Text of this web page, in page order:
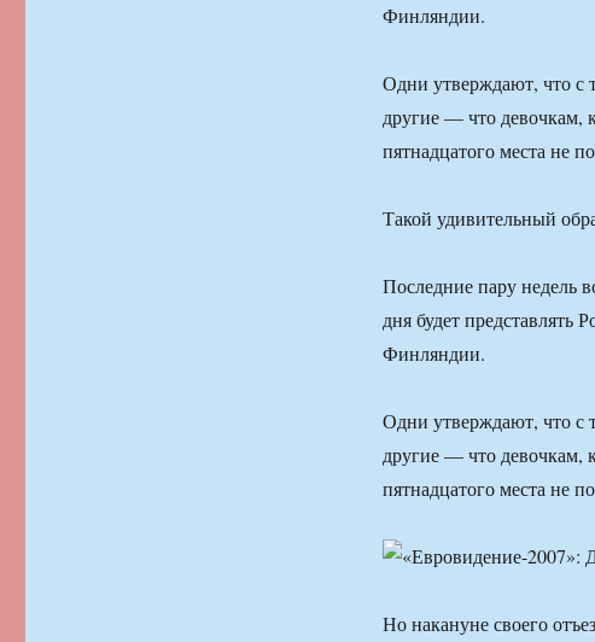
Финляндии.
Одни утверждают, что с
другие — что девочкам,
пятнадцатого места не
Такой удивительный
Последние пару недель
дня будет
Финляндии.
Одни утверждают, что с
другие — что девочкам,
пятнадцатого места не
Но накануне своего